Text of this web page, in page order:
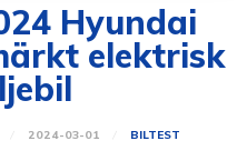
Hyundai
elektrisk
2024-03-01 BILTEST